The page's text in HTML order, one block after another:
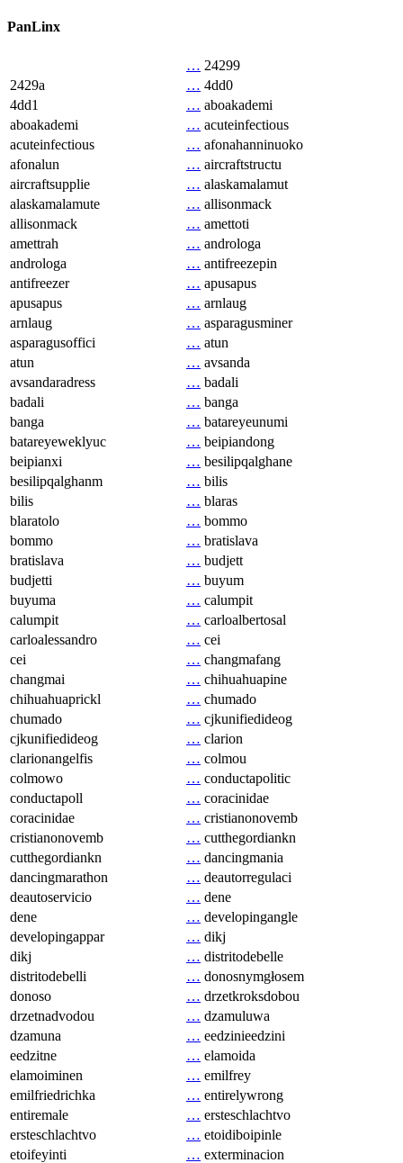
PanLinx
… 24299
2429a
… 4dd0
4dd1
… aboakademi
aboakademi
… acuteinfectious
acuteinfectious
… afonahanninuoko
afonalun
… aircraftstructu
aircraftsupplie
… alaskamalamut
alaskamalamute
… allisonmack
allisonmack
… amettoti
amettrah
… androloga
androloga
… antifreezepin
antifreezer
… apusapus
apusapus
… arnlaug
arnlaug
… asparagusminer
asparagusoffici
… atun
atun
… avsanda
avsandaradress
… badali
badali
… banga
banga
… batareyeunumi
batareyeweklyuc
… beipiandong
beipianxi
… besilipqalghane
besilipqalghanm
… bilis
bilis
… blaras
blaratolo
… bommo
bommo
… bratislava
bratislava
… budjett
budjetti
… buyum
buyuma
… calumpit
calumpit
… carloalbertosal
carloalessandro
… cei
cei
… changmafang
changmai
… chihuahuapine
chihuahuaprickl
… chumado
chumado
… cjkunifiedideog
cjkunifiedideog
… clarion
clarionangelfis
… colmou
colmowo
… conductapolitic
conductapoll
… coracinidae
coracinidae
… cristianonovemb
cristianonovemb
… cutthegordiankn
cutthegordiankn
… dancingmania
dancingmarathon
… deautorregulaci
deautoservicio
… dene
dene
… developingangle
developingappar
… dikj
dikj
… distritodebelle
distritodebelli
… donosnymgłosem
donoso
… drzetkroksdobou
drzetnadvodou
… dzamuluwa
dzamuna
… eedzinieedzini
eedzitne
… elamoida
elamoiminen
… emilfrey
emilfriedrichka
… entirelywrong
entiremale
… ersteschlachtvo
ersteschlachtvo
… etoidiboipinle
etoifeyinti
… exterminacion